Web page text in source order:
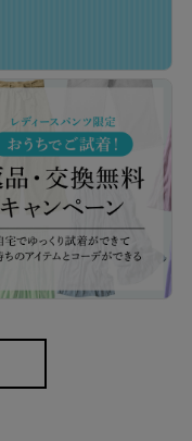
部分だけ生地が伸びて
ありません。